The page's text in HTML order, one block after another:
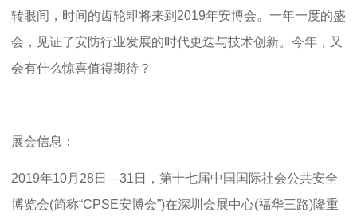
转眼间，时间的齿轮即将来到2019年安博会。一年一度的盛
会，见证了安防行业发展的时代更迭与技术创新。今年，又
会有什么惊喜值得期待？
展会信息：
2019年10月28日—31日，第十七届中国国际社会公共安全
博览会(简称“CPSE安博会”)在深圳会展中心(福华三路)隆重